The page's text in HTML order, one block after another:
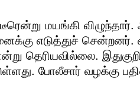
மயங்கி
எடுத்துச் சென்றனர்.
தெரியவில்லை.
போலீசார் வழக்கு